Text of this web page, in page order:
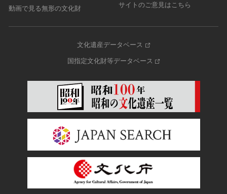
動画で見る無形の文化財 サイトのご意見はこちら
文化遺産データベース
国指定文化財等データベース